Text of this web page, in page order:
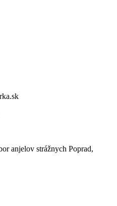
anjelov strážnych Poprad,